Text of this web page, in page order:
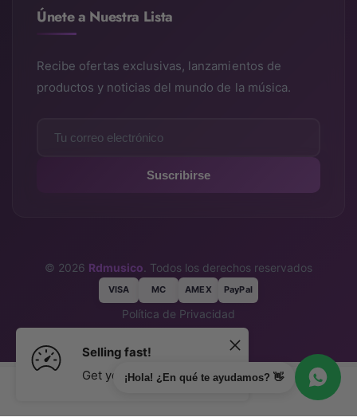
¡Hola! ¿En qué te ayudamos? 👋
Selling fast!
Get yours while you can.
Únete a Nuestra Lista
Recibe ofertas exclusivas, lanzamientos de
productos y noticias del mundo de la música.
Suscribirse
© 2026 Rdmusico . Todos los derechos reservados
VISA MC AMEX PayPal
Política de Privacidad